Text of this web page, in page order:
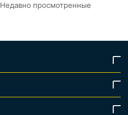
Недавно просмотренные